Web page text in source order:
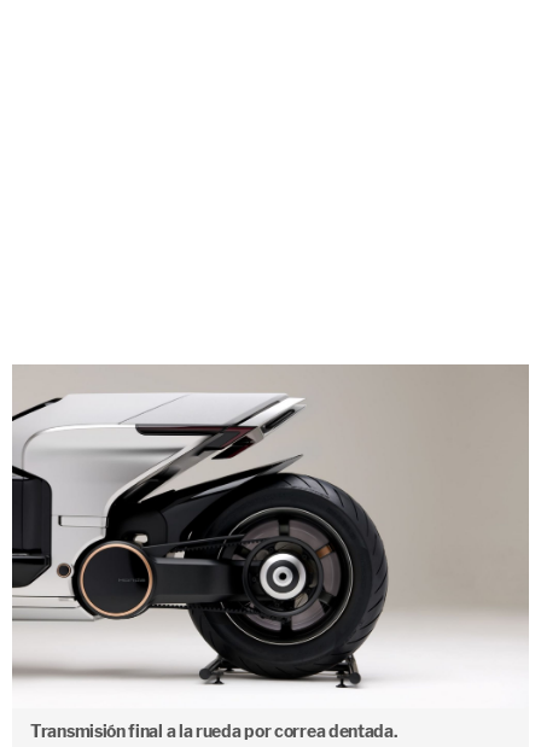
Transmisión final a la rueda por correa dentada.